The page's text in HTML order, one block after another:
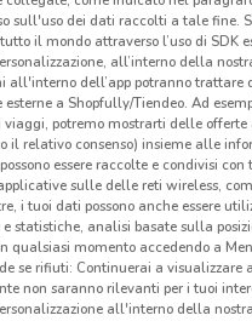
sull'uso dei dati raccolti a tale fine.
il mondo attraverso l’uso di SDK
all’interno della
all'interno dell’app potranno
a Shopfully/Tiendeo. Ad
viaggi, potremo mostrarti delle
il relativo consenso) insieme alle
essere raccolte e condivisi
sulle delle reti wireless,
i tuoi dati possono anche essere
statistiche, analisi basate sulla
qualsiasi momento accedendo a
se rifiuti: Continuerai a
non saranno rilevanti per i tuoi
all'interno della